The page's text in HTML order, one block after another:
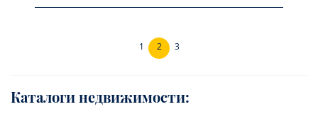
1 2 3
Каталоги недвижимости: